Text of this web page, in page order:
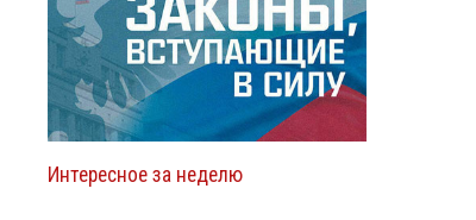
Интересное за неделю